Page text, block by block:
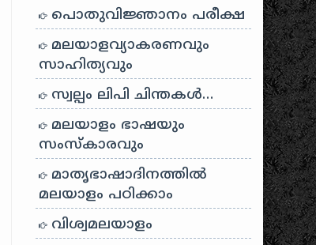
പൊതുവിജ്ഞാനം പരീക്ഷ
മലയാളവ്യാകരണവും
സാഹിത്യവും
സ്വല്പം ലിപി ചിന്തകൾ…
മലയാളം ഭാഷയും
സംസ്കാരവും
മാതൃഭാഷാദിനത്തിൽ
മലയാളം പഠിക്കാം
വിശ്വമലയാളം